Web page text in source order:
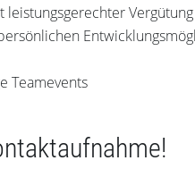
Vergütung
Teamevents